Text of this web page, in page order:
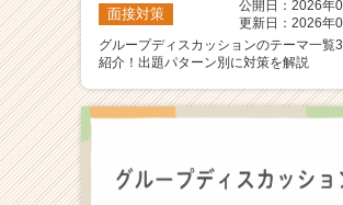
キ
リ
h
e
面接対策
公開日：2026年
更新日：2026年
グループディスカッションのテーマ一覧
紹介！出題パターン別に対策を解説